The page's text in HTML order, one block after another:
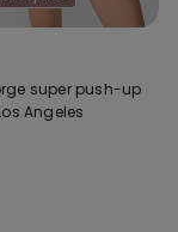
super push-up
Angeles